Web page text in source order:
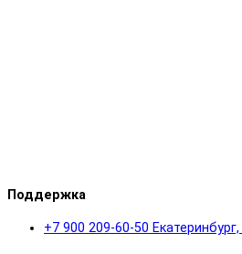
Поддержка
+7 900 209-60-50